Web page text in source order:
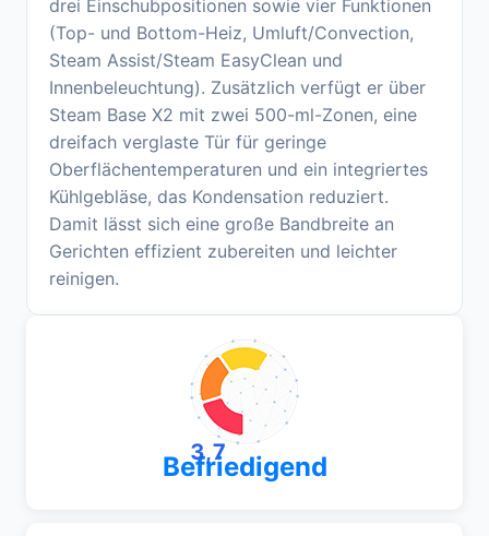
drei Einschubpositionen sowie vier Funktionen
(Top- und Bottom-Heiz, Umluft/Convection,
Steam Assist/Steam EasyClean und
Innenbeleuchtung). Zusätzlich verfügt er über
Steam Base X2 mit zwei 500-ml-Zonen, eine
dreifach verglaste Tür für geringe
Oberflächentemperaturen und ein integriertes
Kühlgebläse, das Kondensation reduziert.
Damit lässt sich eine große Bandbreite an
Gerichten effizient zubereiten und leichter
reinigen.
3,7
Befriedigend